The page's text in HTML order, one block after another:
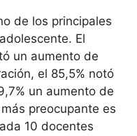
de los principales
El
un aumento de
el 85,5% notó
un aumento de
preocupante es
10 docentes